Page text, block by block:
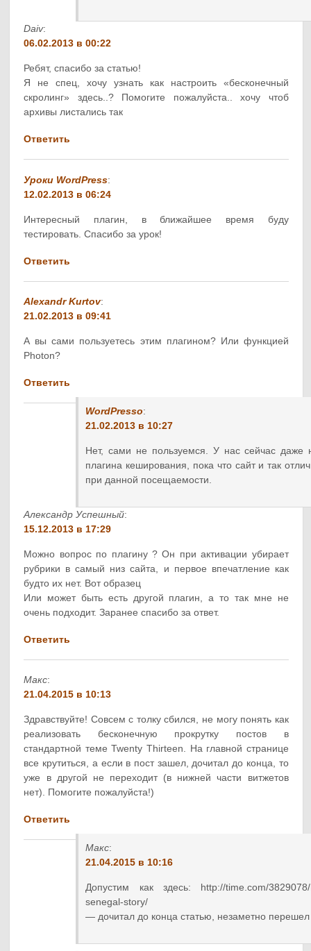
Daiv:
06.02.2013 в 00:22
Ребят, спасибо за статью!
Я не спец, хочу узнать как настроить «бесконечный
скролинг» здесь..? Помогите пожалуйста.. хочу чтоб
архивы листались так
Ответить
Уроки WordPress:
12.02.2013 в 06:24
Интересный плагин, в ближайшее время буду
тестировать. Спасибо за урок!
Ответить
Alexandr Kurtov:
21.02.2013 в 09:41
А вы сами пользуетесь этим плагином? Или функцией
Photon?
Ответить
WordPresso:
21.02.2013 в 10:27
Нет, сами не пользуемся. У нас сейчас даже
плагина кеширования, пока что сайт и так
при данной посещаемости.
Александр Успешный:
15.12.2013 в 17:29
Можно вопрос по плагину ? Он при активации убирает
рубрики в самый низ сайта, и первое впечатление как
будто их нет. Вот образец
Или может быть есть другой плагин, а то так мне не
очень подходит. Заранее спасибо за ответ.
Ответить
Макс:
21.04.2015 в 10:13
Здравствуйте! Совсем с толку сбился, не могу понять как
реализовать бесконечную прокрутку постов в
стандартной теме Twenty Thirteen. На главной странице
все крутиться, а если в пост зашел, дочитал до конца, то
уже в другой не переходит (в нижней части витжетов
нет). Помогите пожалуйста!)
Ответить
Макс:
21.04.2015 в 10:16
Допустим как здесь: http://time.com/3829078/
senegal-story/
— дочитал до конца статью, незаметно